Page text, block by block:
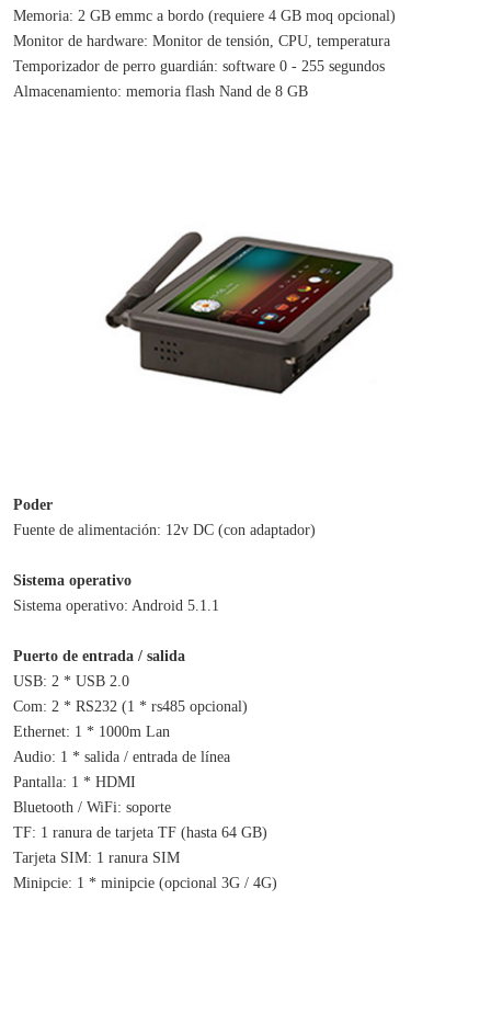
Memoria: 2 GB emmc a bordo (requiere 4 GB moq opcional)
Monitor de hardware: Monitor de tensión, CPU, temperatura
Temporizador de perro guardián: software 0 - 255 segundos
Almacenamiento: memoria flash Nand de 8 GB
Poder
Fuente de alimentación: 12v DC (con adaptador)
Sistema operativo
Sistema operativo: Android 5.1.1
Puerto de entrada / salida
USB: 2 * USB 2.0
Com: 2 * RS232 (1 * rs485 opcional)
Ethernet: 1 * 1000m Lan
Audio: 1 * salida / entrada de línea
Pantalla: 1 * HDMI
Bluetooth / WiFi: soporte
TF: 1 ranura de tarjeta TF (hasta 64 GB)
Tarjeta SIM: 1 ranura SIM
Minipcie: 1 * minipcie (opcional 3G / 4G)